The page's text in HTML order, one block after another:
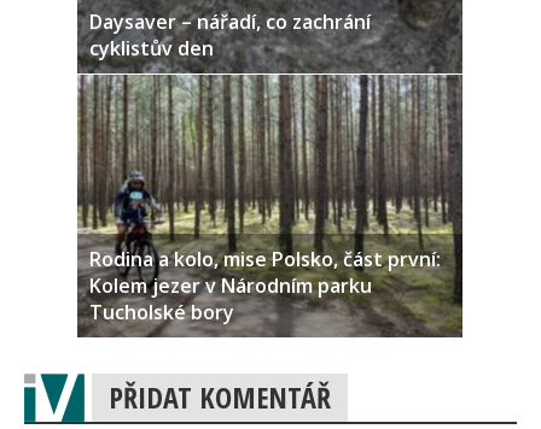
Daysaver – nářadí, co zachrání
cyklistův den
Rodina a kolo, mise Polsko, část první:
Kolem jezer v Národním parku
Tucholské bory
PŘIDAT KOMENTÁŘ